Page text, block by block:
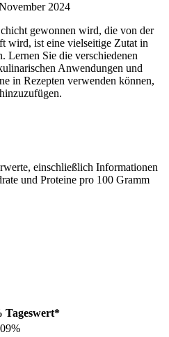
2024
gewonnen wird, die von der
wird, ist eine vielseitige Zutat in
Lernen Sie die verschiedenen
Anwendungen und
in Rezepten verwenden können,
einschließlich Informationen
und Proteine pro 100 Gramm
Tageswert*